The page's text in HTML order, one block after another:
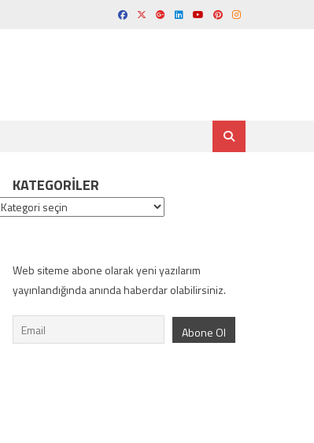
KATEGORILER
Kategoriler
Web siteme abone olarak yeni yazılarım
yayınlandığında anında haberdar olabilirsiniz.